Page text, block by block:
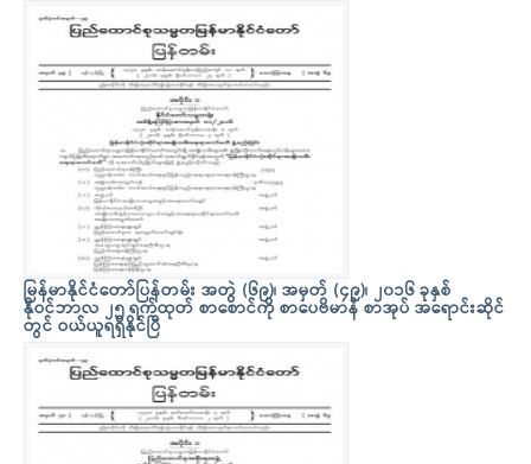
မြန်မာနိုင်ငံတော်ပြန်တမ်း အတွဲ (၆၉)၊ အမှတ် (၄၉)၊ ၂၀၁၆ ခုနှစ်
နိုဝင်ဘာလ ၂၅ ရက်ထုတ် စာစောင်ကို စာပေဗိမာန် စာအုပ် အရောင်းဆိုင်
တွင် ဝယ်ယူရရှိနိုင်ပြီ